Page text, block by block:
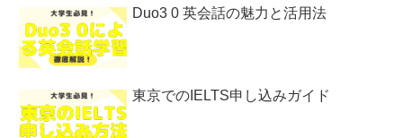
Duo3 0 英会話の魅力と活用法
東京でのIELTS申し込みガイド